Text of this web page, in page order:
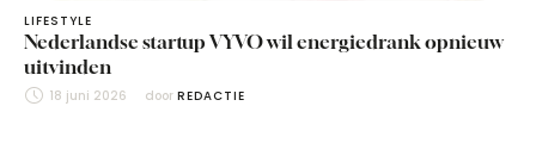
LIFESTYLE
Nederlandse startup VYVO wil energiedrank opnieuw
uitvinden
18 juni 2026 door REDACTIE